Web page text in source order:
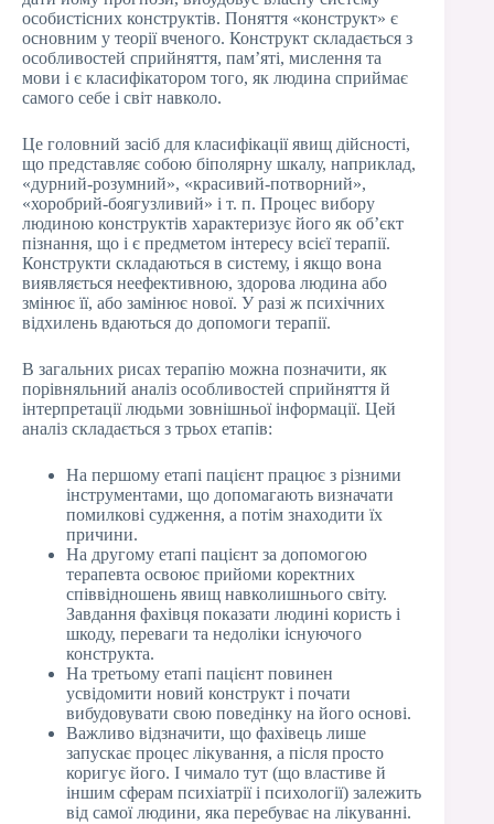
особистісних конструктів. Поняття «конструкт» є
основним у теорії вченого. Конструкт складається з
особливостей сприйняття, пам’яті, мислення та
мови і є класифікатором того, як людина сприймає
самого себе і світ навколо.
Це головний засіб для класифікації явищ дійсності,
що представляє собою біполярну шкалу, наприклад,
«дурний-розумний», «красивий-потворний»,
«хоробрий-боягузливий» і т. п. Процес вибору
людиною конструктів характеризує його як об’єкт
пізнання, що і є предметом інтересу всієї терапії.
Конструкти складаються в систему, і якщо вона
виявляється неефективною, здорова людина або
змінює її, або замінює нової. У разі ж психічних
відхилень вдаються до допомоги терапії.
В загальних рисах терапію можна позначити, як
порівняльний аналіз особливостей сприйняття й
інтерпретації людьми зовнішньої інформації. Цей
аналіз складається з трьох етапів:
На першому етапі пацієнт працює з різними
інструментами, що допомагають визначати
помилкові судження, а потім знаходити їх
причини.
На другому етапі пацієнт за допомогою
терапевта освоює прийоми коректних
співвідношень явищ навколишнього світу.
Завдання фахівця показати людині користь і
шкоду, переваги та недоліки існуючого
конструкта.
На третьому етапі пацієнт повинен
усвідомити новий конструкт і почати
вибудовувати свою поведінку на його основі.
Важливо відзначити, що фахівець лише
запускає процес лікування, а після просто
коригує його. І чимало тут (що властиве й
іншим сферам психіатрії і психології) залежить
від самої людини, яка перебуває на лікуванні.